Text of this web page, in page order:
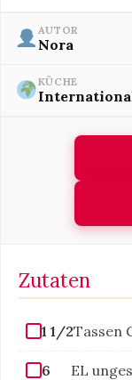
AUTOR
Nora
KÜCHE
Zutaten
1 1/2Tassen
6 EL